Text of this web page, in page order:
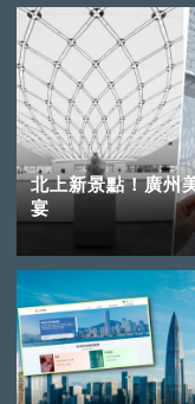
北上新景點！廣州
宴